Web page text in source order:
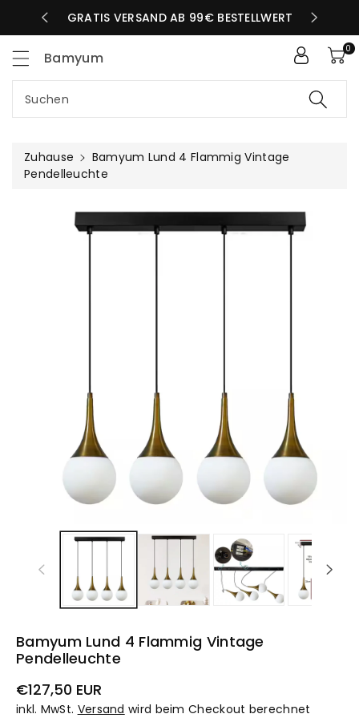
TAG GRATIS VERSAND AB 99€ BESTELLWERT
Bamyum
Suchen
0
Zuhause
Bamyum Lund 4 Flammig Vintage
Pendelleuchte
Bamyum Lund 4 Flammig Vintage
Pendelleuchte
Normaler
Preis
€127,50 EUR
inkl. MwSt. Versand wird beim Checkout berechnet